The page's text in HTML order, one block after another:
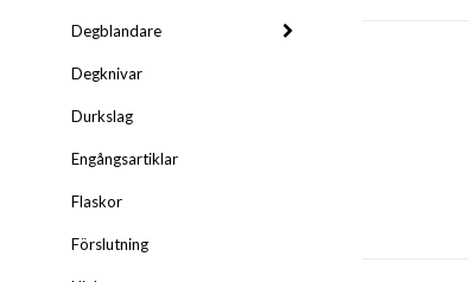
Degblandare
Degknivar
Durkslag
Engångsartiklar
Flaskor
Förslutning